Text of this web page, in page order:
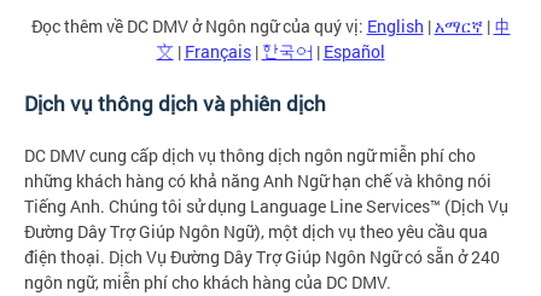
Đọc thêm về DC DMV ở Ngôn ngữ của quý vị: English |አማርኛ | 中
文 | Français| 한국어| Español
Dịch vụ thông dịch và phiên dịch
DC DMV cung cấp dịch vụ thông dịch ngôn ngữ miễn phí cho
những khách hàng có khả năng Anh Ngữ hạn chế và không nói
Tiếng Anh. Chúng tôi sử dụng Language Line Services™ (Dịch Vụ
Đường Dây Trợ Giúp Ngôn Ngữ), một dịch vụ theo yêu cầu qua
điện thoại. Dịch Vụ Đường Dây Trợ Giúp Ngôn Ngữ có sẵn ở 240
ngôn ngữ, miễn phí cho khách hàng của DC DMV.